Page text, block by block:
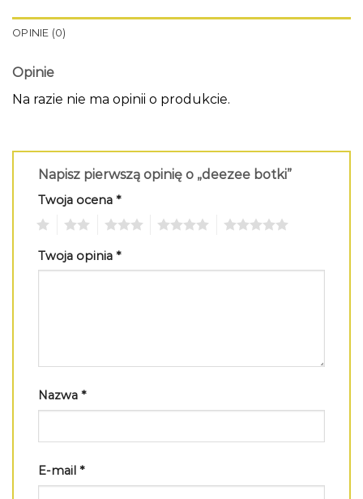
OPINIE (0)
Opinie
Na razie nie ma opinii o produkcie.
Napisz pierwszą opinię o „deezee botki”
Twoja ocena *
Twoja opinia *
Nazwa *
E-mail *